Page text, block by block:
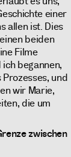
einer
allen ist. Dies
beiden
Filme
begannen,
und
wir Marie,
die um
zwischen